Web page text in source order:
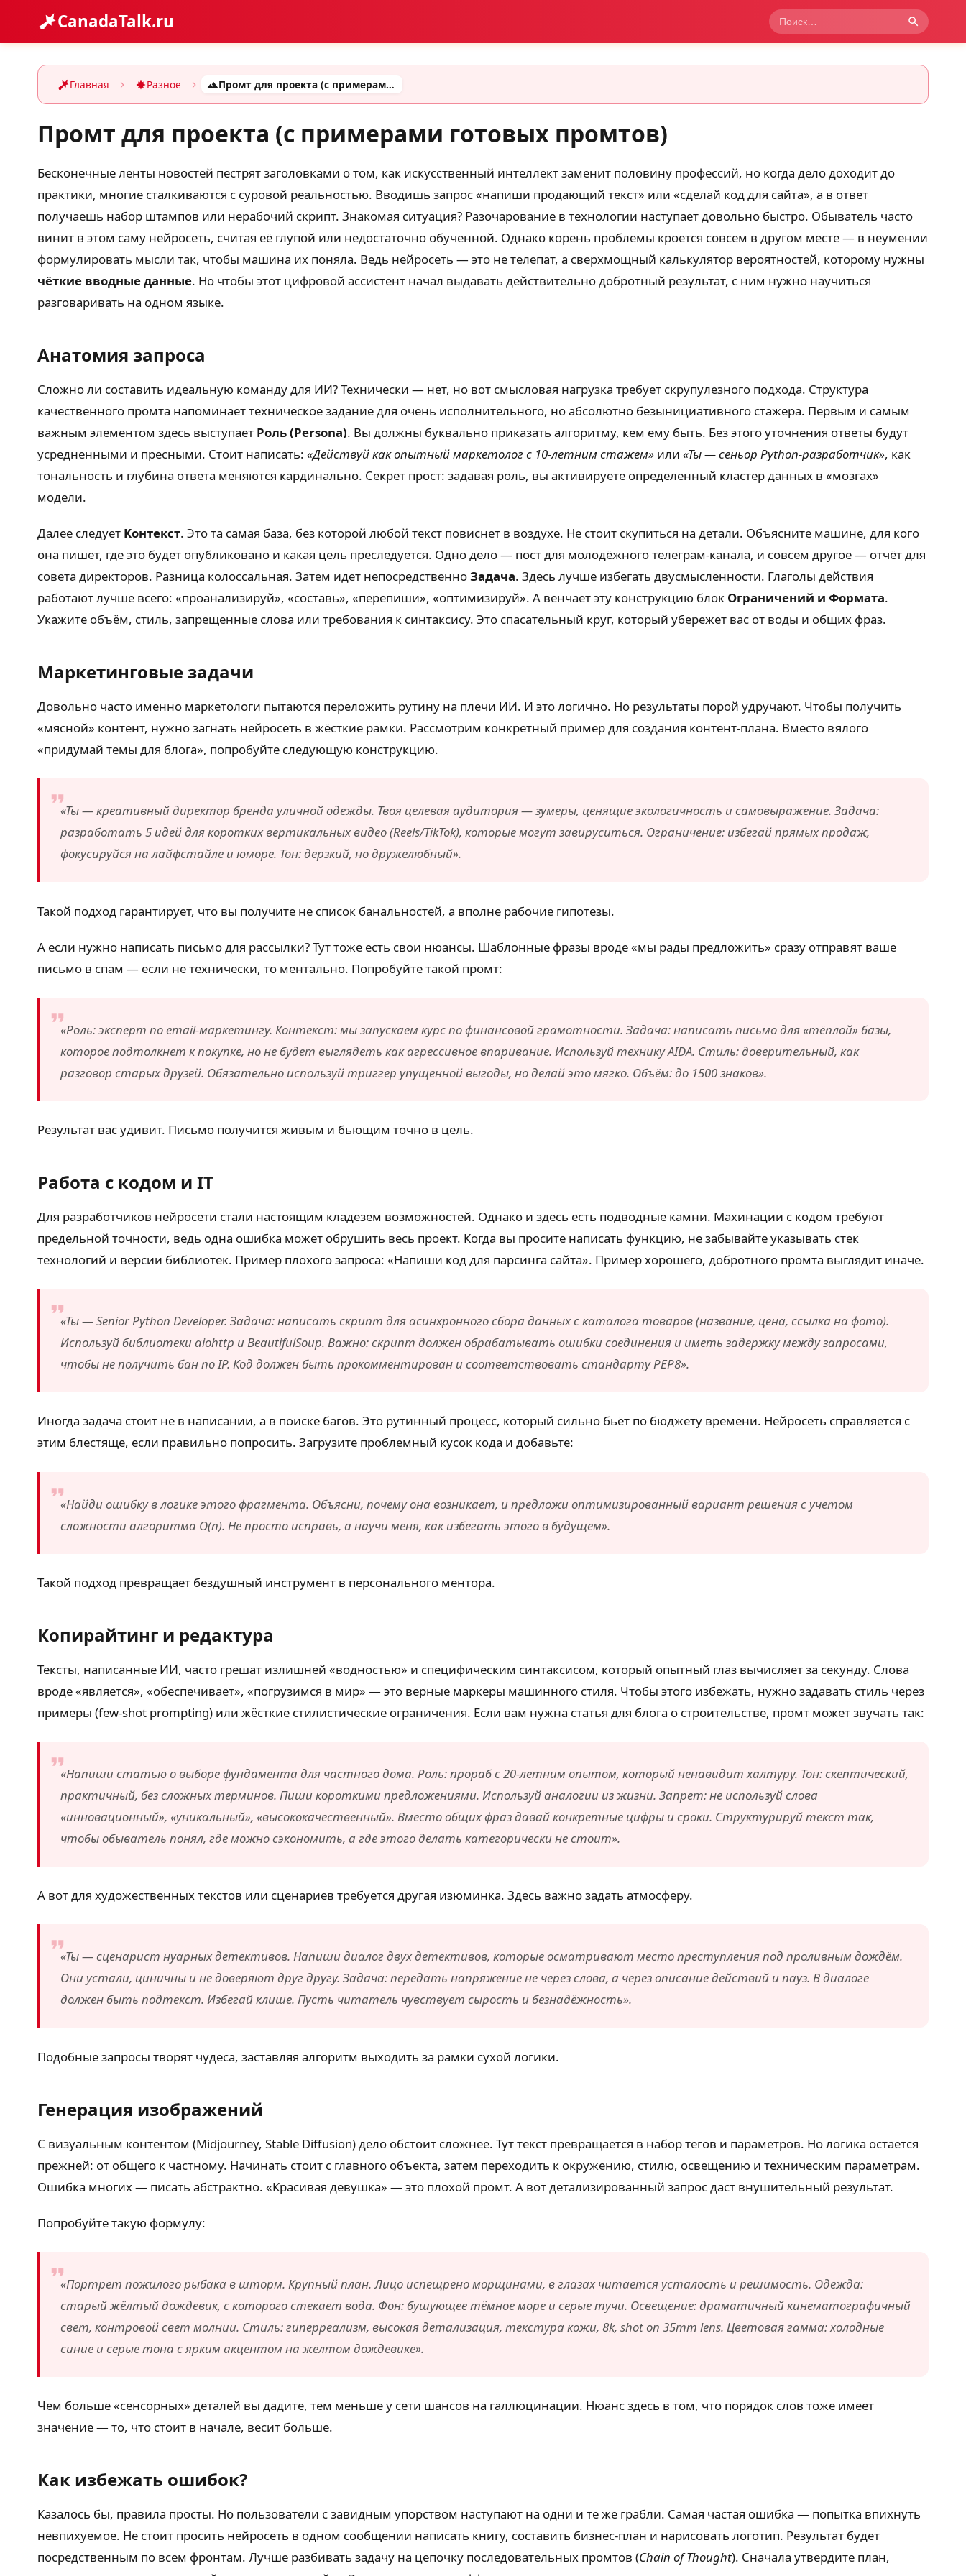
CanadaTalk.ru
Главная Разное Промт для проекта (с примерами готовых промтов)
Промт для проекта (с примерами готовых промтов)
Бесконечные ленты новостей пестрят заголовками о том, как искусственный интеллект заменит половину профессий, но когда дело доходит до
практики, многие сталкиваются с суровой реальностью. Вводишь запрос «напиши продающий текст» или «сделай код для сайта», а в ответ
получаешь набор штампов или нерабочий скрипт. Знакомая ситуация? Разочарование в технологии наступает довольно быстро. Обыватель часто
винит в этом саму нейросеть, считая её глупой или недостаточно обученной. Однако корень проблемы кроется совсем в другом месте — в неумении
формулировать мысли так, чтобы машина их поняла. Ведь нейросеть — это не телепат, а сверхмощный калькулятор вероятностей, которому нужны
чёткие вводные данные. Но чтобы этот цифровой ассистент начал выдавать действительно добротный результат, с ним нужно научиться
разговаривать на одном языке.
Анатомия запроса
Сложно ли составить идеальную команду для ИИ? Технически — нет, но вот смысловая нагрузка требует скрупулезного подхода. Структура
качественного промта напоминает техническое задание для очень исполнительного, но абсолютно безынициативного стажера. Первым и самым
важным элементом здесь выступает Роль (Persona). Вы должны буквально приказать алгоритму, кем ему быть. Без этого уточнения ответы будут
усредненными и пресными. Стоит написать: «Действуй как опытный маркетолог с 10-летним стажем» или «Ты — сеньор Python-разработчик», как
тональность и глубина ответа меняются кардинально. Секрет прост: задавая роль, вы активируете определенный кластер данных в «мозгах»
модели.
Далее следует Контекст. Это та самая база, без которой любой текст повиснет в воздухе. Не стоит скупиться на детали. Объясните машине, для кого
она пишет, где это будет опубликовано и какая цель преследуется. Одно дело — пост для молодёжного телеграм-канала, и совсем другое — отчёт для
совета директоров. Разница колоссальная. Затем идет непосредственноЗадача. Здесь лучше избегать двусмысленности. Глаголы действия
работают лучше всего: «проанализируй», «составь», «перепиши», «оптимизируй». А венчает эту конструкцию блок Ограничений и Формата.
Укажите объём, стиль, запрещенные слова или требования к синтаксису. Это спасательный круг, который убережет вас от воды и общих фраз.
Маркетинговые задачи
Довольно часто именно маркетологи пытаются переложить рутину на плечи ИИ. И это логично. Но результаты порой удручают. Чтобы получить
«мясной» контент, нужно загнать нейросеть в жёсткие рамки. Рассмотрим конкретный пример для создания контент-плана. Вместо вялого
«придумай темы для блога», попробуйте следующую конструкцию.
«Ты — креативный директор бренда уличной одежды. Твоя целевая аудитория — зумеры, ценящие экологичность и самовыражение. Задача:
разработать 5 идей для коротких вертикальных видео (Reels/TikTok), которые могут завируситься. Ограничение: избегай прямых продаж,
фокусируйся на лайфстайле и юморе. Тон: дерзкий, но дружелюбный».
Такой подход гарантирует, что вы получите не список банальностей, а вполне рабочие гипотезы.
А если нужно написать письмо для рассылки? Тут тоже есть свои нюансы. Шаблонные фразы вроде «мы рады предложить» сразу отправят ваше
письмо в спам — если не технически, то ментально. Попробуйте такой промт:
«Роль: эксперт по email-маркетингу. Контекст: мы запускаем курс по финансовой грамотности. Задача: написать письмо для «тёплой» базы,
которое подтолкнет к покупке, но не будет выглядеть как агрессивное впаривание. Используй технику AIDA. Стиль: доверительный, как
разговор старых друзей. Обязательно используй триггер упущенной выгоды, но делай это мягко. Объём: до 1500 знаков».
Результат вас удивит. Письмо получится живым и бьющим точно в цель.
Работа с кодом и IT
Для разработчиков нейросети стали настоящим кладезем возможностей. Однако и здесь есть подводные камни. Махинации с кодом требуют
предельной точности, ведь одна ошибка может обрушить весь проект. Когда вы просите написать функцию, не забывайте указывать стек
технологий и версии библиотек. Пример плохого запроса: «Напиши код для парсинга сайта». Пример хорошего, добротного промта выглядит иначе.
«Ты — Senior Python Developer. Задача: написать скрипт для асинхронного сбора данных с каталога товаров (название, цена, ссылка на фото).
Используй библиотеки aiohttp и BeautifulSoup. Важно: скрипт должен обрабатывать ошибки соединения и иметь задержку между запросами,
чтобы не получить бан по IP. Код должен быть прокомментирован и соответствовать стандарту PEP8».
Иногда задача стоит не в написании, а в поиске багов. Это рутинный процесс, который сильно бьёт по бюджету времени. Нейросеть справляется с
этим блестяще, если правильно попросить. Загрузите проблемный кусок кода и добавьте:
«Найди ошибку в логике этого фрагмента. Объясни, почему она возникает, и предложи оптимизированный вариант решения с учетом
сложности алгоритма O(n). Не просто исправь, а научи меня, как избегать этого в будущем».
Такой подход превращает бездушный инструмент в персонального ментора.
Копирайтинг и редактура
Тексты, написанные ИИ, часто грешат излишней «водностью» и специфическим синтаксисом, который опытный глаз вычисляет за секунду. Слова
вроде «является», «обеспечивает», «погрузимся в мир» — это верные маркеры машинного стиля. Чтобы этого избежать, нужно задавать стиль через
примеры (few-shot prompting) или жёсткие стилистические ограничения. Если вам нужна статья для блога о строительстве, промт может звучать так:
«Напиши статью о выборе фундамента для частного дома. Роль: прораб с 20-летним опытом, который ненавидит халтуру. Тон: скептический,
практичный, без сложных терминов. Пиши короткими предложениями. Используй аналогии из жизни. Запрет: не используй слова
«инновационный», «уникальный», «высококачественный». Вместо общих фраз давай конкретные цифры и сроки. Структурируй текст так,
чтобы обыватель понял, где можно сэкономить, а где этого делать категорически не стоит».
А вот для художественных текстов или сценариев требуется другая изюминка. Здесь важно задать атмосферу.
«Ты — сценарист нуарных детективов. Напиши диалог двух детективов, которые осматривают место преступления под проливным дождём.
Они устали, циничны и не доверяют друг другу. Задача: передать напряжение не через слова, а через описание действий и пауз. В диалоге
должен быть подтекст. Избегай клише. Пусть читатель чувствует сырость и безнадёжность».
Подобные запросы творят чудеса, заставляя алгоритм выходить за рамки сухой логики.
Генерация изображений
С визуальным контентом (Midjourney, Stable Diffusion) дело обстоит сложнее. Тут текст превращается в набор тегов и параметров. Но логика остается
прежней: от общего к частному. Начинать стоит с главного объекта, затем переходить к окружению, стилю, освещению и техническим параметрам.
Ошибка многих — писать абстрактно. «Красивая девушка» — это плохой промт. А вот детализированный запрос даст внушительный результат.
Попробуйте такую формулу:
«Портрет пожилого рыбака в шторм. Крупный план. Лицо испещрено морщинами, в глазах читается усталость и решимость. Одежда:
старый жёлтый дождевик, с которого стекает вода. Фон: бушующее тёмное море и серые тучи. Освещение: драматичный кинематографичный
свет, контровой свет молнии. Стиль: гиперреализм, высокая детализация, текстура кожи, 8k, shot on 35mm lens. Цветовая гамма: холодные
синие и серые тона с ярким акцентом на жёлтом дождевике».
Чем больше «сенсорных» деталей вы дадите, тем меньше у сети шансов на галлюцинации. Нюанс здесь в том, что порядок слов тоже имеет
значение — то, что стоит в начале, весит больше.
Как избежать ошибок?
Казалось бы, правила просты. Но пользователи с завидным упорством наступают на одни и те же грабли. Самая частая ошибка — попытка впихнуть
невпихуемое. Не стоит просить нейросеть в одном сообщении написать книгу, составить бизнес-план и нарисовать логотип. Результат будет
посредственным по всем фронтам. Лучше разбивать задачу на цепочку последовательных промтов (Chain of Thought). Сначала утвердите план,